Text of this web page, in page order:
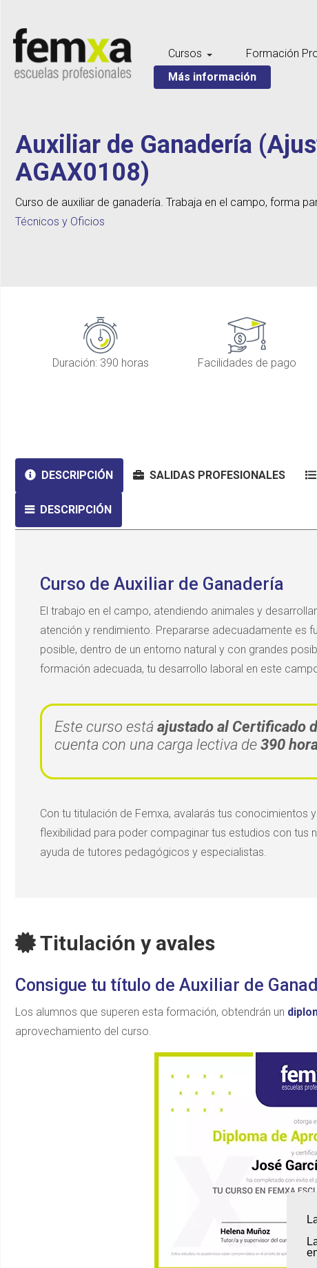
Cursos Formación
Más información
Auxiliar de Ganadería
AGAX0108)
Curso de auxiliar de ganadería. Trabaja en el campo, forma
Técnicos y Oficios
Duración: 390 horas Facilidades de pago
DESCRIPCIÓN SALIDAS PROFESIONALES
DESCRIPCIÓN
Curso de Auxiliar de Ganadería
El trabajo en el campo, atendiendo animales y
atención y rendimiento. Prepararse adecuadamente es
posible, dentro de un entorno natural y con grandes
formación adecuada, tu desarrollo laboral en este
Este curso está ajustado al Certificado
cuenta con una carga lectiva de 390
Con tu titulación de Femxa, avalarás tus conocimientos
flexibilidad para poder compaginar tus estudios con tus
ayuda de tutores pedagógicos y especialistas.
Titulación y avales
Consigue tu título de Auxiliar de
Los alumnos que superen esta formación, obtendrán un
aprovechamiento del curso.